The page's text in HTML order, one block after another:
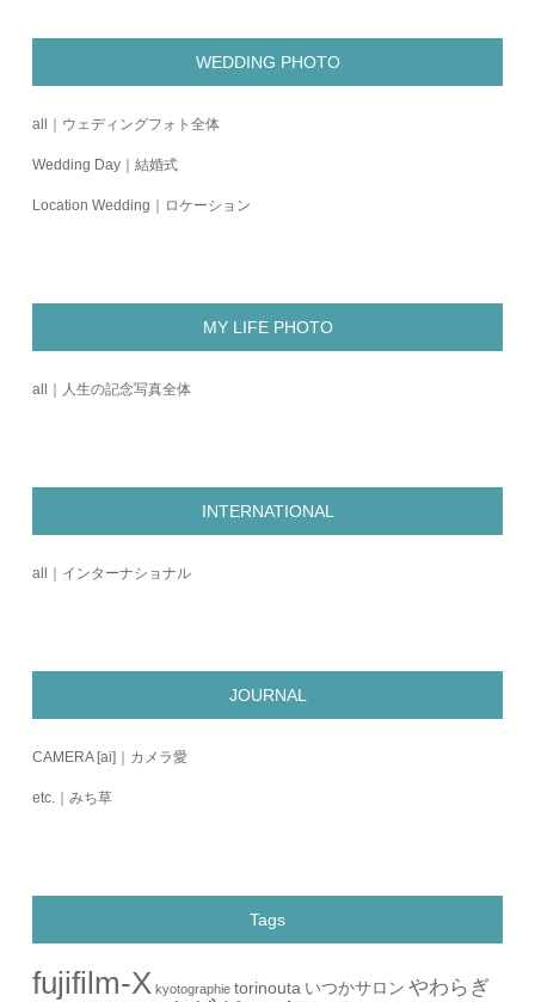
WEDDING PHOTO
all｜ウェディングフォト全体
Wedding Day｜結婚式
Location Wedding｜ロケーション
MY LIFE PHOTO
all｜人生の記念写真全体
INTERNATIONAL
all｜インターナショナル
JOURNAL
CAMERA [ai]｜カメラ愛
etc.｜みち草
Tags
fujifilm-X kyotographie torinouta いつかサロン やわらぎ